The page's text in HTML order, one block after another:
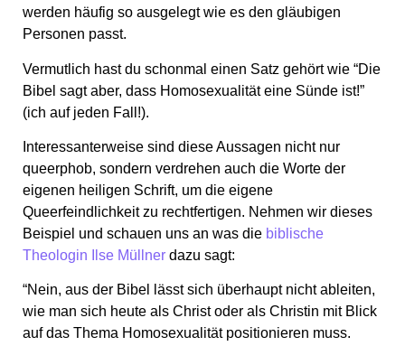
werden häufig so ausgelegt wie es den gläubigen
Personen passt.
Vermutlich hast du schonmal einen Satz gehört wie “Die
Bibel sagt aber, dass Homosexualität eine Sünde ist!”
(ich auf jeden Fall!).
Interessanterweise sind diese Aussagen nicht nur
queerphob, sondern verdrehen auch die Worte der
eigenen heiligen Schrift, um die eigene
Queerfeindlichkeit zu rechtfertigen. Nehmen wir dieses
Beispiel und schauen uns an was die biblische
Theologin Ilse Müllner dazu sagt:
“Nein, aus der Bibel lässt sich überhaupt nicht ableiten,
wie man sich heute als Christ oder als Christin mit Blick
auf das Thema Homosexualität positionieren muss.